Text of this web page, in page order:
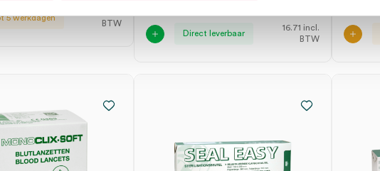
5 werkdagen
BTW
Direct leverbaar
16.71 incl.
BTW